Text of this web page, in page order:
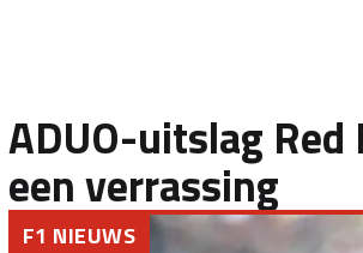
ADUO-uitslag
een verrassing
F1 NIEUWS